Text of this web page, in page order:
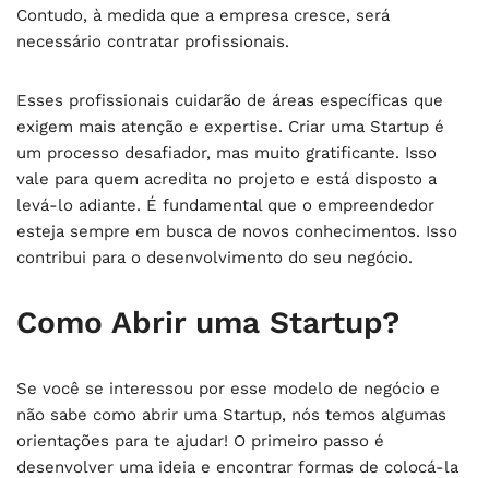
Contudo, à medida que a empresa cresce, será
necessário contratar profissionais.
Esses profissionais cuidarão de áreas específicas que
exigem mais atenção e expertise. Criar uma Startup é
um processo desafiador, mas muito gratificante. Isso
vale para quem acredita no projeto e está disposto a
levá-lo adiante. É fundamental que o empreendedor
esteja sempre em busca de novos conhecimentos. Isso
contribui para o desenvolvimento do seu negócio.
Como Abrir uma Startup?
Se você se interessou por esse modelo de negócio e
não sabe como abrir uma Startup, nós temos algumas
orientações para te ajudar! O primeiro passo é
desenvolver uma ideia e encontrar formas de colocá-la